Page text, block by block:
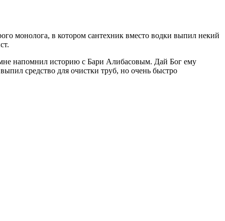
монолога, в котором сантехник вместо водки выпил некий
напомнил историю с Бари Алибасовым. Дай Бог ему
средство для очистки труб, но очень быстро